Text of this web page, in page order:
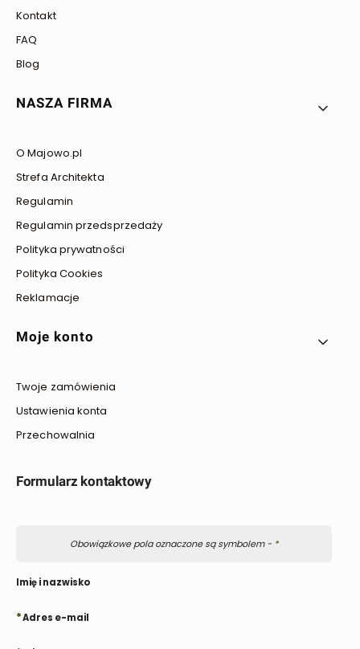
Kontakt
FAQ
Blog
NASZA FIRMA
O Majowo.pl
Strefa Architekta
Regulamin
Regulamin przedsprzedaży
Polityka prywatności
Polityka Cookies
Reklamacje
Moje konto
Twoje zamówienia
Ustawienia konta
Przechowalnia
Formularz kontaktowy
Obowiązkowe pola oznaczone są symbolem - *
Imię i nazwisko
*Adres e-mail